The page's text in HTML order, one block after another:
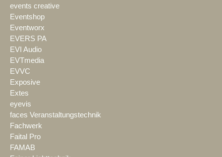
events creative
Eventshop
Eventworx
EVERS PA
EVI Audio
EVTmedia
EVVC
Exposive
Extes
eyevis
faces Veranstaltungstechnik
Fachwerk
Faital Pro
FAMAB